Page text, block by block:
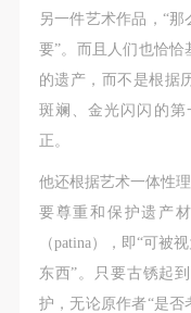
另一件艺术作品，“
要”。而且人们也恰
的遗产，而不是根据
斑斓、金光闪闪的
正。
他还根据艺术一体性
要尊重和保护遗产
（patina），即“可被
东西”。只要古锈起
护，无论原作者“是